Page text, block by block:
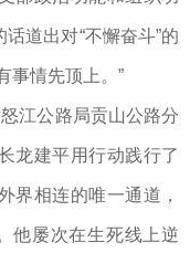
道出对“不懈奋斗”的
事情先顶上。”
江公路局贡山公路分
龙建平用行动践行了
界相连的唯一通道，
他屡次在生死线上逆